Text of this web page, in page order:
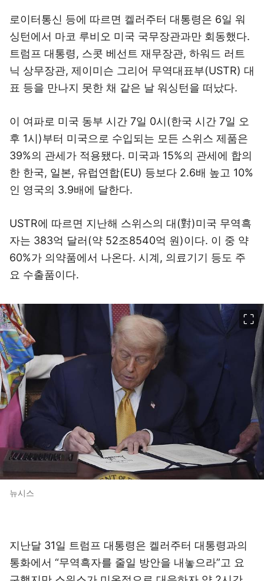
로이터통신 등에 따르면 켈러주터 대통령은 6일 워
싱턴에서 마코 루비오 미국 국무장관과만 회동했다.
트럼프 대통령, 스콧 베선트 재무장관, 하워드 러트
닉 상무장관, 제이미슨 그리어 무역대표부(USTR) 대
표 등을 만나지 못한 채 같은 날 워싱턴을 떠났다.
이 여파로 미국 동부 시간 7일 0시(한국 시간 7일 오
후 1시)부터 미국으로 수입되는 모든 스위스 제품은
39%의 관세가 적용됐다. 미국과 15%의 관세에 합의
한 한국, 일본, 유럽연합(EU) 등보다 2.6배 높고 10%
인 영국의 3.9배에 달한다.
USTR에 따르면 지난해 스위스의 대(對)미국 무역흑
자는 383억 달러(약 52조8540억 원)이다. 이 중 약
60%가 의약품에서 나온다. 시계, 의료기기 등도 주
요 수출품이다.
뉴시스
지난달 31일 트럼프 대통령은 켈러주터 대통령과의
통화에서 “무역흑자를 줄일 방안을 내놓으라”고 요